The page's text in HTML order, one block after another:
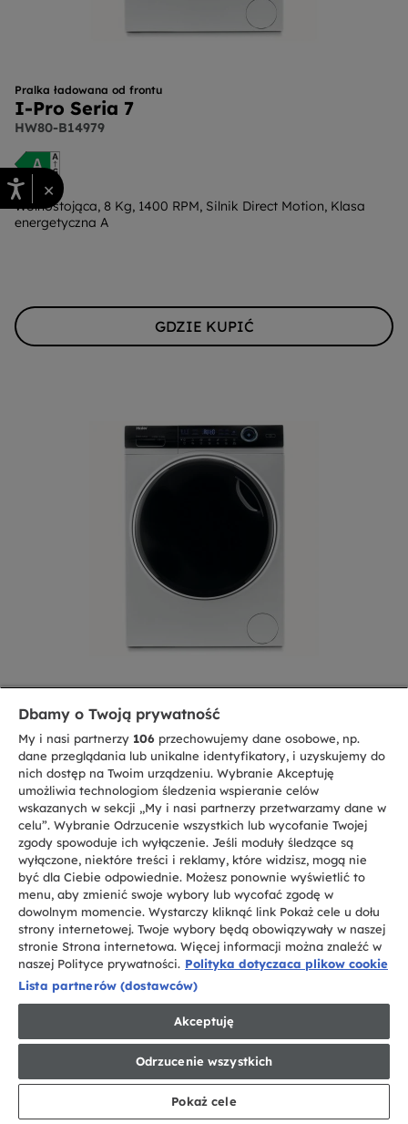
Pralka ładowana od frontu
I-Pro Seria 7
HW80-B14979
Wolnostojąca, 8 Kg, 1400 RPM, Silnik Direct Motion, Klasa
energetyczna A
GDZIE KUPIĆ
Pralko-suszarki
I-Pro Seria 7
HWD120-B14979
Wolnostojąca, 12 / 8 Kg, 1400 RPM, Silnik Direct Motion,
Combined cycle energy class E
GDZIE KUPIĆ
×
Dbamy o Twoją prywatność
My i nasi partnerzy 106 przechowujemy dane osobowe, np.
dane przeglądania lub unikalne identyfikatory, i uzyskujemy do
nich dostęp na Twoim urządzeniu. Wybranie Akceptuję
umożliwia technologiom śledzenia wspieranie celów
wskazanych w sekcji „My i nasi partnerzy przetwarzamy dane w
celu”. Wybranie Odrzucenie wszystkich lub wycofanie Twojej
zgody spowoduje ich wyłączenie. Jeśli moduły śledzące są
wyłączone, niektóre treści i reklamy, które widzisz, mogą nie
być dla Ciebie odpowiednie. Możesz ponownie wyświetlić to
menu, aby zmienić swoje wybory lub wycofać zgodę w
dowolnym momencie. Wystarczy kliknąć link Pokaż cele u dołu
strony internetowej. Twoje wybory będą obowiązywały w naszej
stronie Strona internetowa. Więcej informacji można znaleźć w
naszej Polityce prywatności. Polityka dotyczaca plikow cookie
Lista partnerów (dostawców)
Akceptuję
Odrzucenie wszystkich
Pokaż cele